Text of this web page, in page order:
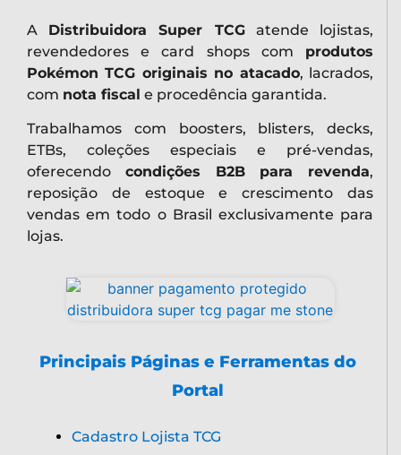
A Distribuidora Super TCGatende lojistas,
revendedores e card shops com produtos
Pokémon TCG originais no atacado, lacrados,
com nota fiscal e procedência garantida.
Trabalhamos com boosters, blisters, decks,
ETBs, coleções especiais e pré-vendas,
oferecendo condições B2B para revenda,
reposição de estoque e crescimento das
vendas em todo o Brasil exclusivamente para
lojas.
Principais Páginas e Ferramentas do
Portal
Cadastro Lojista TCG